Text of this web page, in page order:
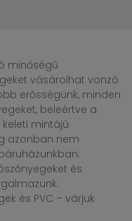
minőségű
vásárolhat vonzó
erősségünk, minden
beleértve a
mintájú
azonban nem
és
és PVC – várjuk